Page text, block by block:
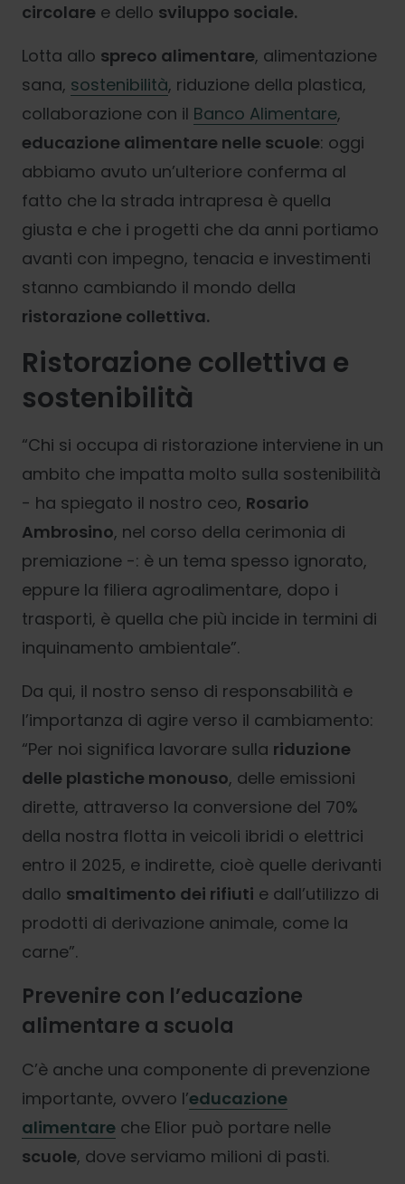
circolare e dello sviluppo sociale.
Lotta allo spreco alimentare, alimentazione
sana, sostenibilità, riduzione della plastica,
collaborazione con il Banco Alimentare,
educazione alimentare nelle scuole: oggi
abbiamo avuto un’ulteriore conferma al
fatto che la strada intrapresa è quella
giusta e che i progetti che da anni portiamo
avanti con impegno, tenacia e investimenti
stanno cambiando il mondo della
ristorazione collettiva.
Ristorazione collettiva e
sostenibilità
“Chi si occupa di ristorazione interviene in un
ambito che impatta molto sulla sostenibilità
- ha spiegato il nostro ceo, Rosario
Ambrosino, nel corso della cerimonia di
premiazione -: è un tema spesso ignorato,
eppure la filiera agroalimentare, dopo i
trasporti, è quella che più incide in termini di
inquinamento ambientale”.
Da qui, il nostro senso di responsabilità e
l’importanza di agire verso il cambiamento:
“Per noi significa lavorare sulla riduzione
delle plastiche monouso, delle emissioni
dirette, attraverso la conversione del 70%
della nostra flotta in veicoli ibridi o elettrici
entro il 2025, e indirette, cioè quelle derivanti
dallo smaltimento dei rifiuti e dall’utilizzo di
prodotti di derivazione animale, come la
carne”.
Prevenire con l’educazione
alimentare a scuola
C’è anche una componente di prevenzione
importante, ovvero l’educazione
alimentare che Elior può portare nelle
scuole, dove serviamo milioni di pasti.